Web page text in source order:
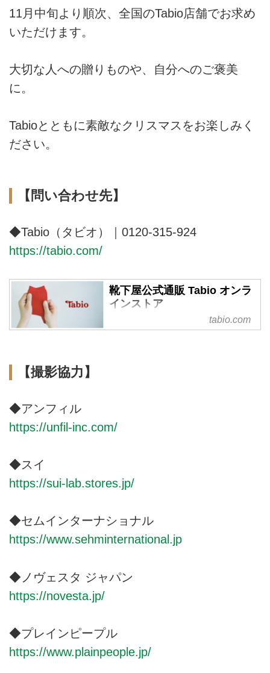
11月中旬より順次、全国のTabio店舗でお求め
いただけます。
大切な人への贈りものや、自分へのご褒美
に。
Tabioとともに素敵なクリスマスをお楽しみく
ださい。
【問い合わせ先】
◆Tabio（タビオ）｜0120-315-924
https://tabio.com/
靴下屋公式通販 Tabio オンラ
インストア
最短翌日配送！ライフスタイルに
編みたてています。
tabio.com
【撮影協力】
◆アンフィル
https://unfil-inc.com/
◆スイ
https://sui-lab.stores.jp/
◆セムインターナショナル
https://www.sehminternational.jp
◆ノヴェスタ ジャパン
https://novesta.jp/
◆プレインピープル
https://www.plainpeople.jp/